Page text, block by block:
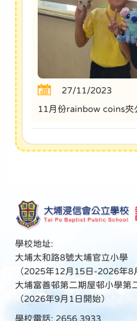
27/11/2023
11月份rainbow coins夾
學校地址:
大埔太和路8號大埔官立小學
（2025年12月15日-2026年8
大埔富善邨第二期屋邨小學第
（2026年9月1日開始）
學校電話: 2656 3933